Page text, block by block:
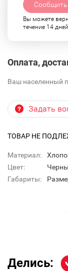
Сообщить
Вы можете
течение 14 дней
Оплата,
Ваш населенный
Задать
ТОВАР НЕ
Материал:
Цвет:
Габариты:
Делись: